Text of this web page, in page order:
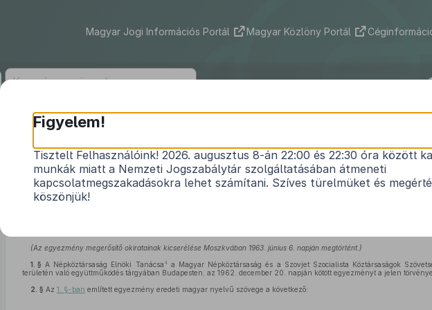
Magyar Jogi Információs Portál Magyar Közlöny Portál
1963. évi 16. törvényerejű rendelet
a Magyar Népköztársaság 1és a Szovjet Szocialista
között a szociális ellátás területén való együttműködés tárgyában
1962. évi december 20-án kötött egyezmény
(Az egyezmény megerősítő okiratainak kicserélése Moszkvában 1963. június 6. napján megtörtént.)
1. § A Népköztársaság Elnöki Tanácsa4a Magyar Népköztársaság és a Szovjet Szocialista Köztársaságok
területén való együttműködés tárgyában Budapesten, az 1962. december 20. napján kötött egyezményt a jelen
2. § Az 1. §-ban említett egyezmény eredeti magyar nyelvű szövege a következő:
Figyelem!
Tisztelt Felhasználóink! 2026. augusztus 8-án 22:00 és 22:30 óra között
munkák miatt a Nemzeti Jogszabálytár szolgáltatásában átmeneti
kapcsolatmegszakadásokra lehet számítani. Szíves türelmüket és
köszönjük!